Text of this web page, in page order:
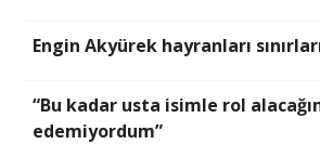
Engin Akyürek hayranları
“Bu kadar usta isimle rol
edemiyordum”